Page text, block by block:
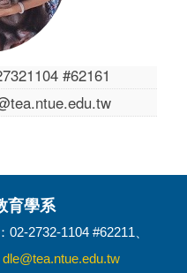
#62161
育學系
2732-1104 #62211、
dle@tea.ntue.edu.tw